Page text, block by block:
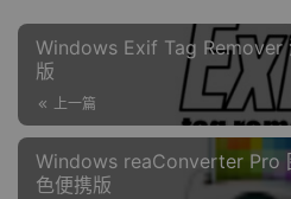
Windows Exif Tag Remover
版
上一篇
Windows reaConverter Pro
色便携版